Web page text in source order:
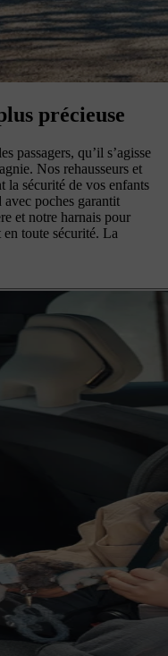
précieuse
passagers, qu’il s’agisse
Nos rehausseurs et
la sécurité de vos enfants
avec poches garantit
et notre harnais pour
toute sécurité. La